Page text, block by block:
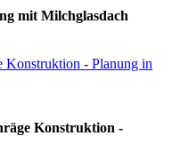
mit Milchglasdach
Konstruktion -